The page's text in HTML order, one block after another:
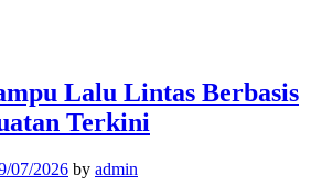
Lalu Lintas Berbasis
Terkini
07/2026 by admin